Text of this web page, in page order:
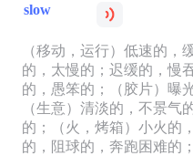
slow
（移动，运行）低速的，
的，太慢的；迟缓的，慢
的，愚笨的；（胶片）曝
（生意）清淡的，不景气
的；（火，烤箱）小火的
的，阻球的，奔跑困难的